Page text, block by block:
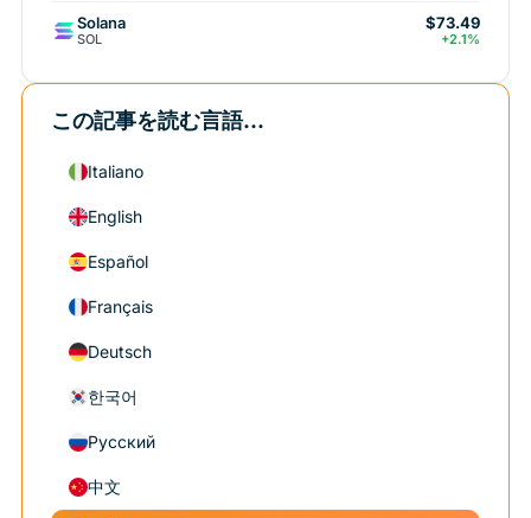
Solana
SOL
$73.49
+2.1%
この記事を読む言語...
Italiano
English
Español
Français
Deutsch
한국어
Русский
中文